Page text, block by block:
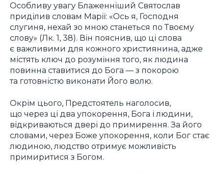
Особливу увагу Блаженніший Святослав
приділив словам Марії: «Ось я, Господня
слугиня, нехай зо мною станеться по Твоєму
слову» (Лк. 1, 38). Він пояснив, що ці слова
є важливими для кожного християнина, адже
містять ключ до розуміння того, як людина
повинна ставитися до Бога — з покорою
та готовністю виконати Його волю.
Окрім цього, Предстоятель наголосив,
що через ці два упокорення, Бога і людини,
відкриваються двері до примирення. За його
словами, через Боже упокорення, коли Бог стає
людиною, людство отримує можливість
примиритися з Богом.